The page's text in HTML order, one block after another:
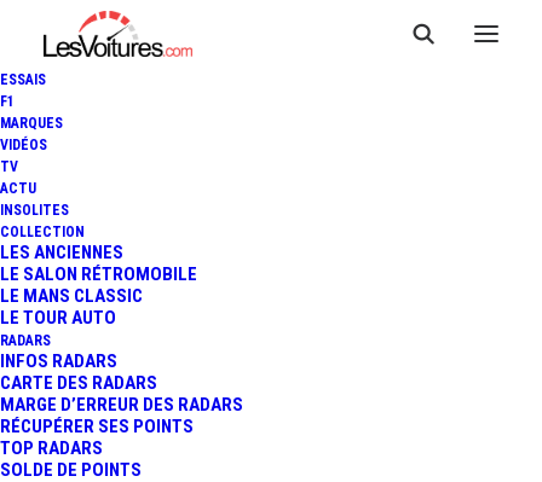
ESSAIS
F1
MARQUES
VIDÉOS
TV
ACTU
INSOLITES
COLLECTION
LES ANCIENNES
LE SALON RÉTROMOBILE
LE MANS CLASSIC
LE TOUR AUTO
RADARS
INFOS RADARS
CARTE DES RADARS
MARGE D’ERREUR DES RADARS
RÉCUPÉRER SES POINTS
TOP RADARS
SOLDE DE POINTS